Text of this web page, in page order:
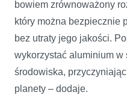
bowiem zrównoważony
który można bezpiecznie
bez utraty jego jakości.
wykorzystać aluminium w
środowiska,
planety – dodaje.